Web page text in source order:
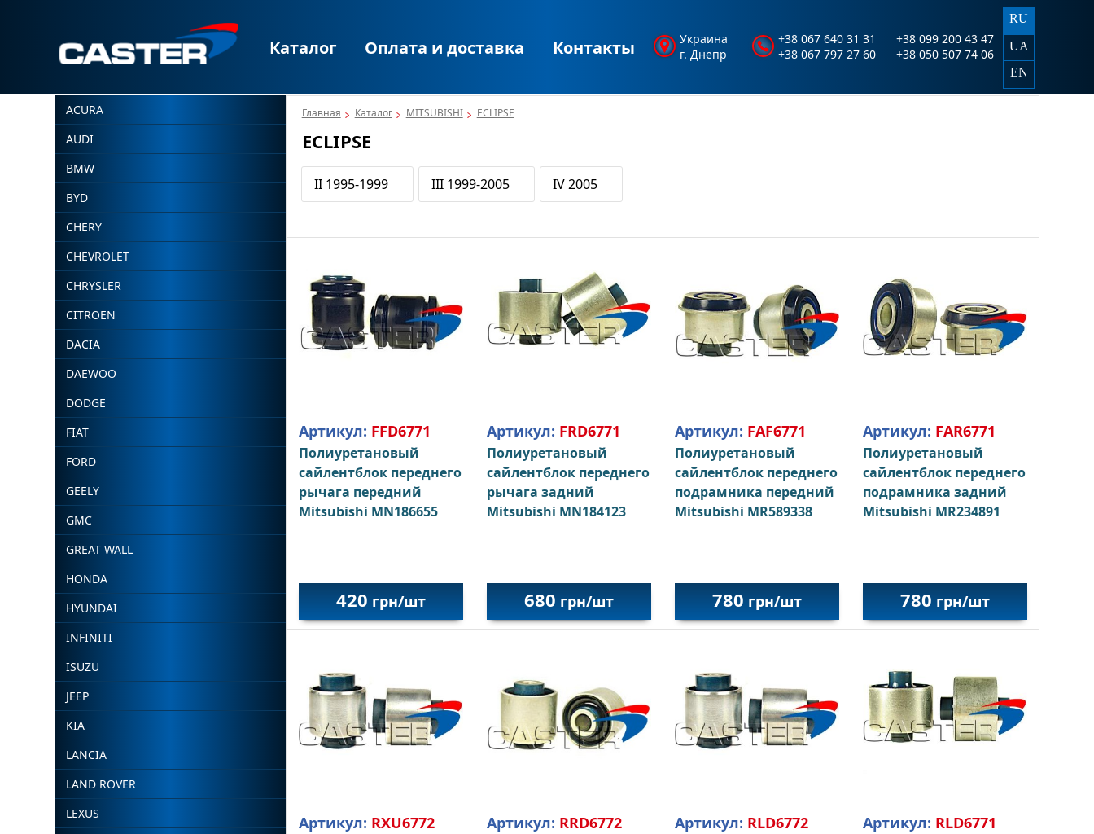
Каталог Оплата и доставка Контакты
Украина
г. Днепр
+38 067 640 31 31
+38 067 797 27 60
+38 099 200 43 47
+38 050 507 74 06
RU
UA
EN
ACURA
AUDI
BMW
BYD
CHERY
CHEVROLET
CHRYSLER
CITROEN
DACIA
DAEWOO
DODGE
FIAT
FORD
GEELY
GMC
GREAT WALL
HONDA
HYUNDAI
INFINITI
ISUZU
JEEP
KIA
LANCIA
LAND ROVER
LEXUS
Главная Каталог MITSUBISHI ECLIPSE
ECLIPSE
II 1995-1999 III 1999-2005 IV 2005
Артикул: FFD6771
Полиуретановый
сайлентблок переднего
рычага передний
Mitsubishi MN186655
420 грн/шт
Артикул: FRD6771
Полиуретановый
сайлентблок переднего
рычага задний
Mitsubishi MN184123
680 грн/шт
Артикул: FAF6771
Полиуретановый
сайлентблок переднего
подрамника передний
Mitsubishi MR589338
780 грн/шт
Артикул: FAR6771
Полиуретановый
сайлентблок переднего
подрамника задний
Mitsubishi MR234891
780 грн/шт
Артикул: RXU6772 Артикул: RRD6772 Артикул: RLD6772 Артикул: RLD6771